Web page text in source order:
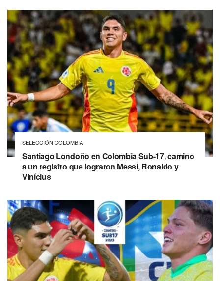
SELECCIÓN COLOMBIA
Santiago Londoño en Colombia Sub-17, camino
a un registro que lograron Messi, Ronaldo y
Vinícius